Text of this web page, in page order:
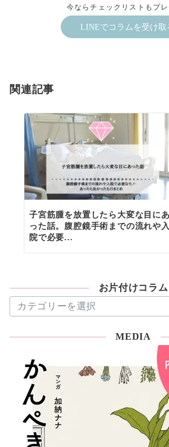
今ならチェックリストもプレ
LINEでコラムを受け取
関連記事
子宮筋腫を放置したら大変な目にあ
った話。腹腔鏡手術までの流れや入
院で必要...
お片付けコラム
片
MEDIA